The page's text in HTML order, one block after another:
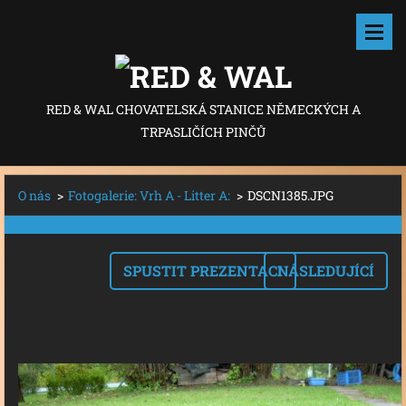
RED & WAL CHOVATELSKÁ STANICE NĚMECKÝCH A
TRPASLIČÍCH PINČŮ
O nás > Fotogalerie: Vrh A - Litter A: > DSCN1385.JPG
SPUSTIT PREZENTACINÁSLEDUJÍCÍ